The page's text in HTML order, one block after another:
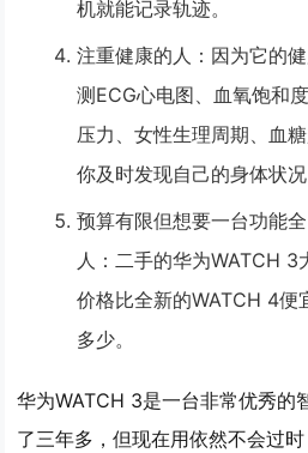
机就能记录轨迹。
注重健康的人：因为它的
测ECG心电图、血氧饱和
压力、女性生理周期、血
你及时发现自己的身体状况
预算有限但想要一台功能
人：二手的华为WATCH 3
价格比全新的WATCH 4便
多少。
华为WATCH 3是一台非常优秀的
了三年多，但现在用依然不会过